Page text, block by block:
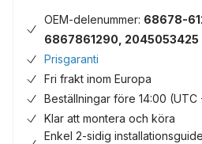
OEM-delenummer: 68678-
6867861290, 2045053425
Prisgaranti
Fri frakt inom Europa
Beställningar före 14:00 (UTC
Klar att montera och köra
Enkel 2-sidig